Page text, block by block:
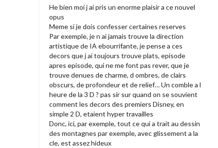
s
.
He bien moi j ai pris un enorme plaisir a ce nouvel
opus
Meme si je dois confesser certaines reserves
Par exemple, je n ai jamais trouve la direction
artistique de IA ebourrifante, je pense a ces
decors que j ai toujours trouve plats, episode
apres episode, qui ne me font pas rever, que je
trouve denues de charme, d ombres, de clairs
obscurs, de profondeur et de relief… Un comble a l
heure de la 3 D ? pas sir sur quand on se souvient
comment les decors des premiers Disney, en
simple 2 D, etaient hyper travailles
Donc, ici, par exemple, tout ce qui a trait au dessin
des montagnes par exemple, avec glissement a la
cle, est assez hideux